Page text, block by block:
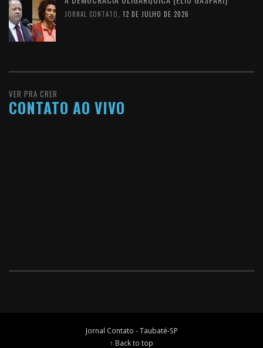
JORNAL CONTATO, 12 DE JULHO DE 2026
VER PRA CRER
CONTATO AO VIVO
Jornal Contato - Taubaté-SP
↑ Back to top